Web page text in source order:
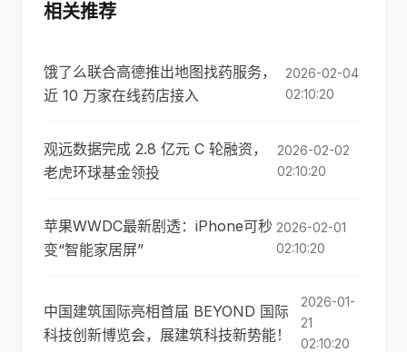
相关推荐
饿了么联合高德推出地图找药服务，
近 10 万家在线药店接入
2026-02-04
02:10:20
观远数据完成 2.8 亿元 C 轮融资，
老虎环球基金领投
2026-02-02
02:10:20
苹果WWDC最新剧透：iPhone可秒
变“智能家居屏”
2026-02-01
02:10:20
中国建筑国际亮相首届 BEYOND 国际
科技创新博览会，展建筑科技新势能！
2026-01-
21
02:10:20